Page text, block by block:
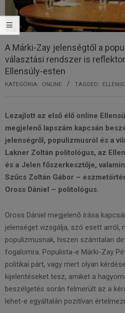
A Márki-Zay jelenségtől a
választási rendszer is
Ellensúly-esten
KATEGÓRIA: ONLINE TAGGED:
Lezajlott az első élő online
megjelenő lapszám kapcsán
jelenségről, populizmusról és a
Lakner Zoltán politológus, az
és a Jelen főszerkesztője,
Szűcs Zoltán Gábor –
Oross Dániel – politológus.
Oross Dániel megjelenő írása
jelenséget vizsgálja, szó esett arról,
populizmusnak, hiszen számtalan
fogalomra. Populista-e Márki-Zay
politikai párt, vagy mert olyan
kijelentéseket tesz, amiket a
beszélgetés során felmerült az a
lehet-e egyáltalán pozitívan